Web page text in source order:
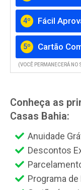
4º Fácil
5º Cartão
(VOCÊ PERMANECERÁ NO
Conheça as
Casas Bahia:
Anuidade
Descontos
Programa